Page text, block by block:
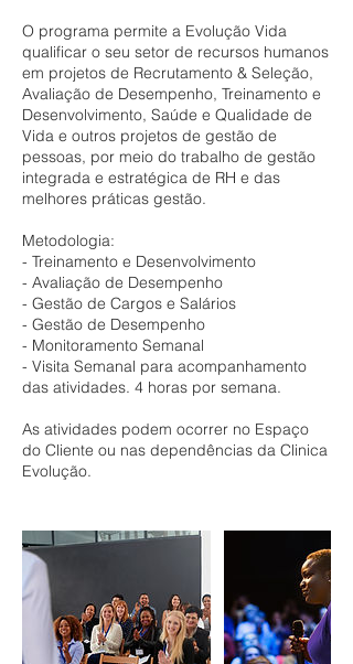
O programa permite a Evolução Vida
qualificar o seu setor de recursos humanos
em projetos de Recrutamento & Seleção,
Avaliação de Desempenho, Treinamento e
Desenvolvimento, Saúde e Qualidade de
Vida e outros projetos de gestão de
pessoas, por meio do trabalho de gestão
integrada e estratégica de RH e das
melhores práticas gestão.
Metodologia:
- Treinamento e Desenvolvimento
- Avaliação de Desempenho
- Gestão de Cargos e Salários
- Gestão de Desempenho
- Monitoramento Semanal
- Visita Semanal para acompanhamento
das atividades. 4 horas por semana.
As atividades podem ocorrer no Espaço
do Cliente ou nas dependências da Clinica
Evolução.